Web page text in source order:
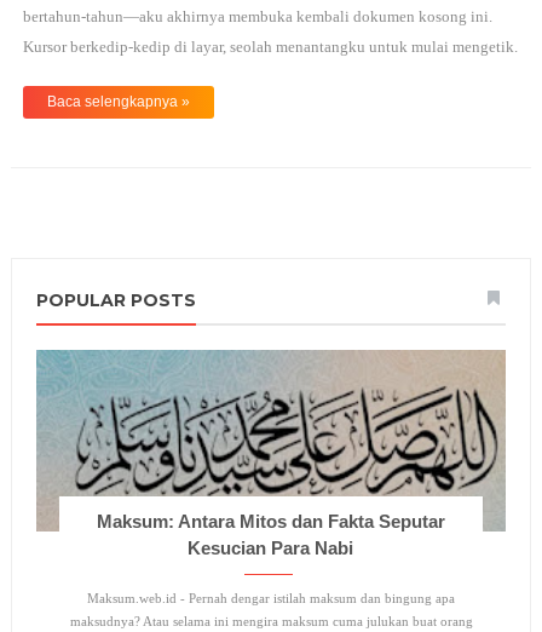
bertahun-tahun—aku akhirnya membuka kembali dokumen kosong ini.
Kursor berkedip-kedip di layar, seolah menantangku untuk mulai mengetik.
Berhenti Menulis?Alasannya klasik:"Aku sibuk" (Padahal punya
Baca selengkapnya »
POPULAR POSTS
Maksum: Antara Mitos dan Fakta Seputar
Kesucian Para Nabi
Maksum.web.id - Pernah dengar istilah maksum dan bingung apa
maksudnya? Atau selama ini mengira maksum cuma julukan buat orang